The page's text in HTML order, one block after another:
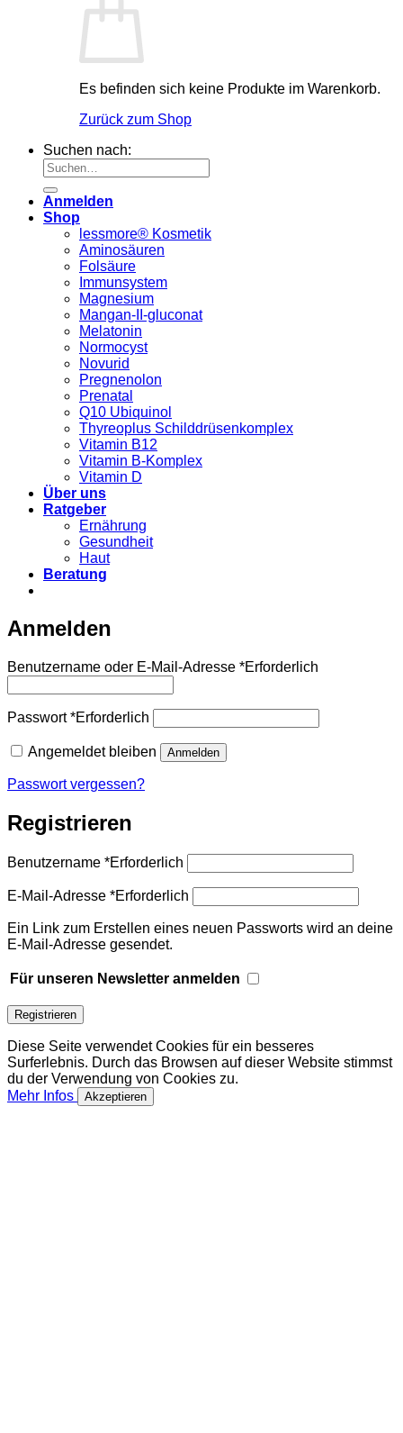
Es befinden sich keine Produkte im Warenkorb.
Zurück zum Shop
Suchen nach:
Anmelden
Shop
lessmore® Kosmetik
Aminosäuren
Folsäure
Immunsystem
Magnesium
Mangan-II-gluconat
Melatonin
Normocyst
Novurid
Pregnenolon
Prenatal
Q10 Ubiquinol
Thyreoplus Schilddrüsenkomplex
Vitamin B12
Vitamin B-Komplex
Vitamin D
Über uns
Ratgeber
Ernährung
Gesundheit
Haut
Beratung
Anmelden
Benutzername oder E-Mail-Adresse *Erforderlich
Passwort*Erforderlich
Angemeldet bleiben Anmelden
Passwort vergessen?
Registrieren
Benutzername *Erforderlich
E-Mail-Adresse *Erforderlich
Ein Link zum Erstellen eines neuen Passworts wird an deine
E-Mail-Adresse gesendet.
Für unseren Newsletter anmelden
Registrieren
Diese Seite verwendet Cookies für ein besseres
Surferlebnis. Durch das Browsen auf dieser Website stimmst
du der Verwendung von Cookies zu.
Mehr Infos
Akzeptieren